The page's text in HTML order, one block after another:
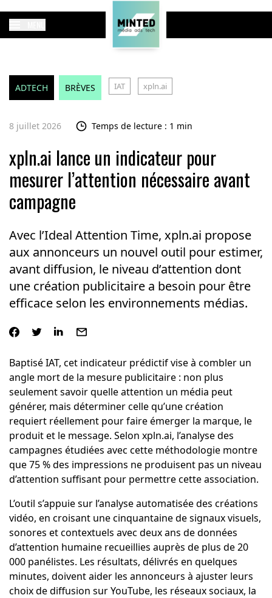
ADTECH BRÈVES IAT xpln.ai
8 juillet 2026 Temps de lecture : 1 min
xpln.ai lance un indicateur pour
mesurer l’attention nécessaire avant
campagne
Avec l’Ideal Attention Time, xpln.ai propose
aux annonceurs un nouvel outil pour estimer,
avant diffusion, le niveau d’attention dont
une création publicitaire a besoin pour être
efficace selon les environnements médias.
Baptisé IAT, cet indicateur prédictif vise à combler un
angle mort de la mesure publicitaire : non plus
seulement savoir quelle attention un média peut
générer, mais déterminer celle qu’une création
requiert réellement pour faire émerger la marque, le
produit et le message. Selon xpln.ai, l’analyse des
campagnes étudiées avec cette méthodologie montre
que 75 % des impressions ne produisent pas un niveau
d’attention suffisant pour permettre cette association.
L’outil s’appuie sur l’analyse automatisée des créations
vidéo, en croisant une cinquantaine de signaux visuels,
sonores et contextuels avec deux ans de données
d’attention humaine recueillies auprès de plus de 20
000 panélistes. Les résultats, délivrés en quelques
minutes, doivent aider les annonceurs à ajuster leurs
choix de diffusion sur YouTube, les réseaux sociaux, la